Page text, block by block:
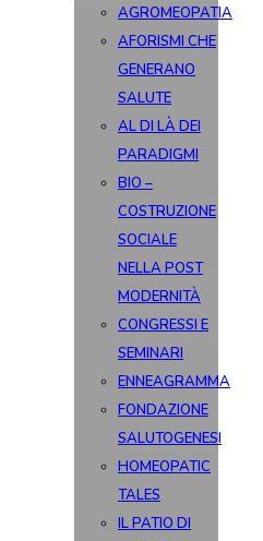
AGROMEOPATIA
AFORISMI CHE
GENERANO
SALUTE
AL DI LÀ DEI
PARADIGMI
BIO –
COSTRUZIONE
SOCIALE
NELLA POST
MODERNITÀ
CONGRESSI E
SEMINARI
ENNEAGRAMMA
FONDAZIONE
SALUTOGENESI
HOMEOPATIC
TALES
IL PATIO DI